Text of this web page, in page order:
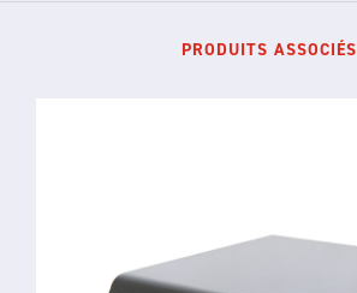
PRODUITS ASSOCIÉS